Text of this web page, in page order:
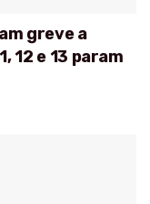
greve a
12 e 13 param